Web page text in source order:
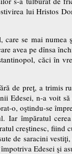
lui Hristos
se mai
avea pe dînsa
căci în
de preţ, a trimis
Edesei, n-a voit
o, oştindu-se
Iar împăratul
creştinesc,
de saracini
Edesei şi